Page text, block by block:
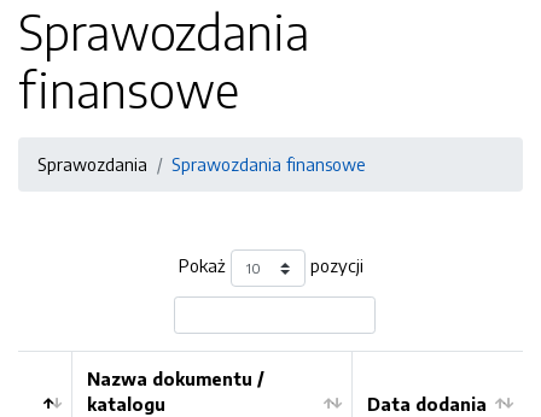
Sprawozdania
finansowe
Sprawozdania Sprawozdania finansowe
Pokaż pozycji
Nazwa dokumentu /
katalogu
Data dodania